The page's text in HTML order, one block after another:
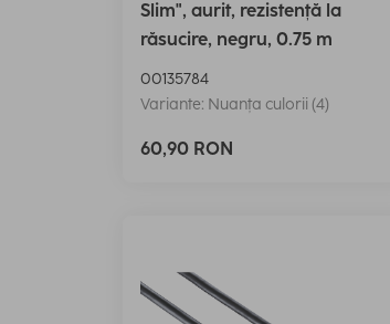
Slim", aurit, rezistență la
răsucire, negru, 0.75 m
00135784
Variante: Nuanța culorii (4)
60,90 RON